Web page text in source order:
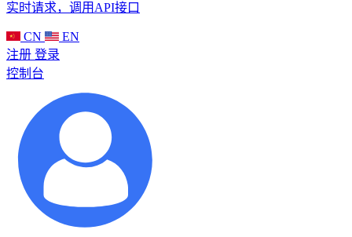
实时请求，调用API接口
CN
EN
注册 登录
控制台